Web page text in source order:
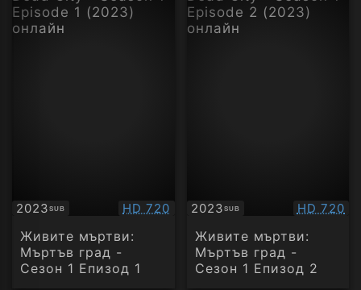
2023SUB
Субтитри Качество:
HD 720
Живите мъртви:
Мъртъв град -
Сезон 1 Епизод 1
2023SUB
Субтитри HD 720
Живите мъртви:
Мъртъв град -
Сезон 1 Епизод 2